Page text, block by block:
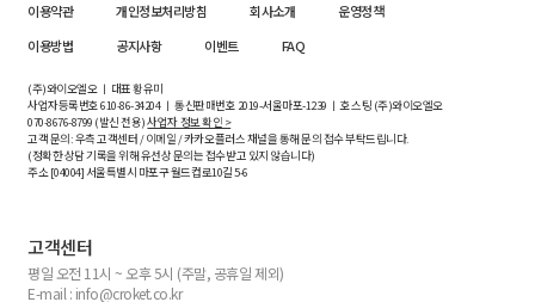
이용약관 개인정보처리방침 회사소개
운영정책
이용방법
공지사항 이벤트 FAQ
(주)와이오엘오 ㅣ 대표 황유미
사업자등록번호610-86-34204ㅣ 통신판매번호 2019-서울마포-1239 ㅣ 호스팅 (주)와이오엘오
070-8676-8799 (발신 전용)사업자 정보 확인 >
고객 문의: 우측 고객센터 / 이메일 / 카카오플러스 채널을 통해 문의 접수 부탁드립니다.
(정확한 상담 기록을 위해 유선상 문의는 접수받고 있지 않습니다)
주소 [04004] 서울특별시 마포구 월드컵로10길5-6
고객센터
평일 오전 11시 ~ 오후 5시 (주말, 공휴일 제외)
E-mail : info@croket.co.kr